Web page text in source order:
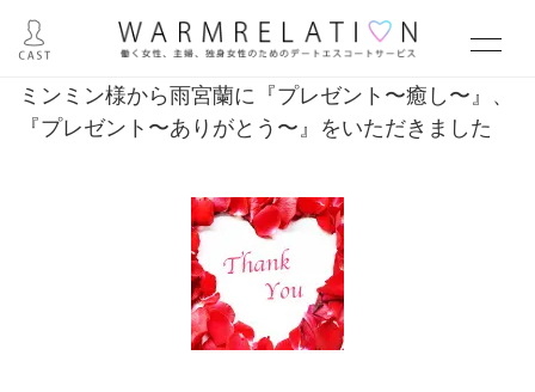
ミンミン様から雨宮蘭に『プレゼント〜癒し〜』、
『プレゼント〜ありがとう〜』をいただきました